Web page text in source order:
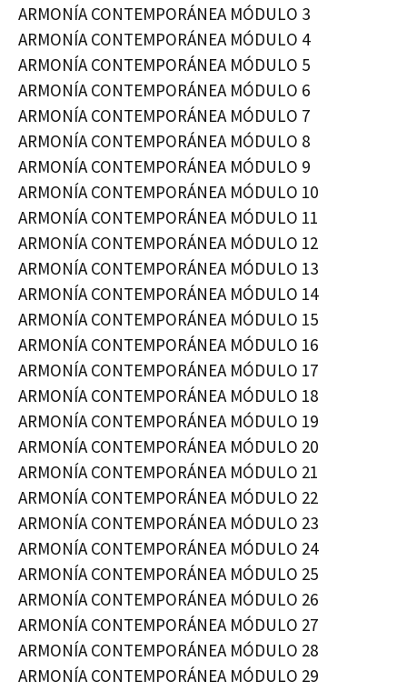
ARMONÍA CONTEMPORÁNEA MÓDULO 3
ARMONÍA CONTEMPORÁNEA MÓDULO 4
ARMONÍA CONTEMPORÁNEA MÓDULO 5
ARMONÍA CONTEMPORÁNEA MÓDULO 6
ARMONÍA CONTEMPORÁNEA MÓDULO 7
ARMONÍA CONTEMPORÁNEA MÓDULO 8
ARMONÍA CONTEMPORÁNEA MÓDULO 9
ARMONÍA CONTEMPORÁNEA MÓDULO 10
ARMONÍA CONTEMPORÁNEA MÓDULO 11
ARMONÍA CONTEMPORÁNEA MÓDULO 12
ARMONÍA CONTEMPORÁNEA MÓDULO 13
ARMONÍA CONTEMPORÁNEA MÓDULO 14
ARMONÍA CONTEMPORÁNEA MÓDULO 15
ARMONÍA CONTEMPORÁNEA MÓDULO 16
ARMONÍA CONTEMPORÁNEA MÓDULO 17
ARMONÍA CONTEMPORÁNEA MÓDULO 18
ARMONÍA CONTEMPORÁNEA MÓDULO 19
ARMONÍA CONTEMPORÁNEA MÓDULO 20
ARMONÍA CONTEMPORÁNEA MÓDULO 21
ARMONÍA CONTEMPORÁNEA MÓDULO 22
ARMONÍA CONTEMPORÁNEA MÓDULO 23
ARMONÍA CONTEMPORÁNEA MÓDULO 24
ARMONÍA CONTEMPORÁNEA MÓDULO 25
ARMONÍA CONTEMPORÁNEA MÓDULO 26
ARMONÍA CONTEMPORÁNEA MÓDULO 27
ARMONÍA CONTEMPORÁNEA MÓDULO 28
ARMONÍA CONTEMPORÁNEA MÓDULO 29